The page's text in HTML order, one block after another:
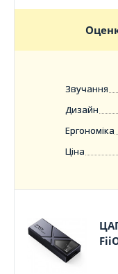
Звучання
Дизайн
Ергономіка
Ціна